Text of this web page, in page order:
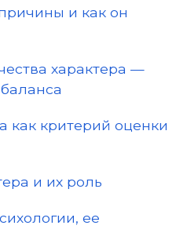
и как он
характера —
как критерий оценки
и их роль
ее